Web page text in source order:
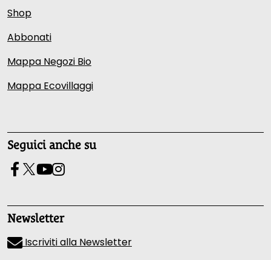
Shop
Abbonati
Mappa Negozi Bio
Mappa Ecovillaggi
Seguici anche su
Newsletter
Iscriviti alla Newsletter